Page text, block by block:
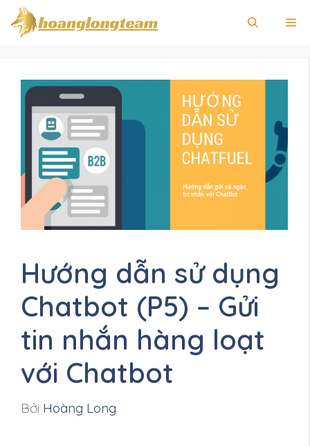
Chuyển
đến
Hướng dẫn sử dụng
Chatbot (P5) – Gửi
tin nhắn hàng loạt
với Chatbot
Bởi Hoàng Long